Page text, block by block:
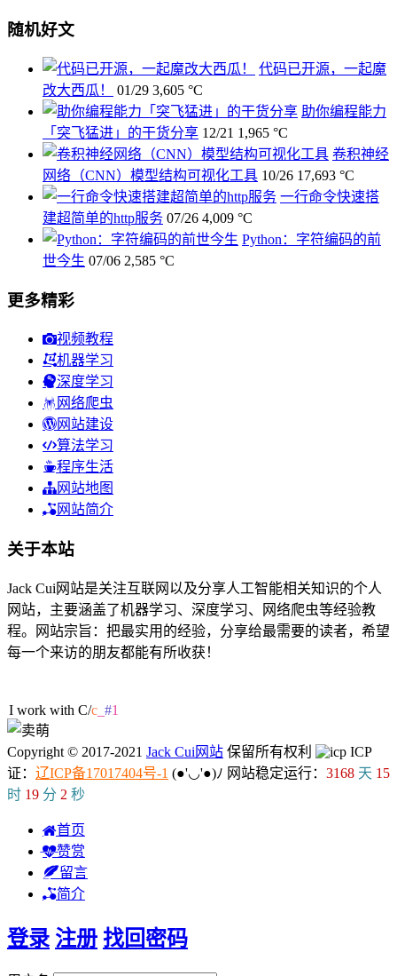
随机好文
代码已开源，一起魔
改大西瓜！
01/29 3,605 °C
助你编程能力
「突飞猛进」的干货分享 12/21 1,965 °C
卷积神经
网络（CNN）模型结构可视化工具 10/26 17,693 °C
一行命令快速搭
建超简单的http服务 07/26 4,009 °C
Python：字符编码的前
世今生 07/06 2,585 °C
更多精彩
视频教程
机器学习
深度学习
网络爬虫
网站建设
算法学习
程序生活
网站地图
网站简介
关于本站
Jack Cui网站是关注互联网以及分享人工智能相关知识的个人
网站，主要涵盖了机器学习、深度学习、网络爬虫等经验教
程。网站宗旨：把最实用的经验，分享给最需要的读者，希望
每一个来访的朋友都能有所收获！
I work with d]R[ C
Copyright © 2017-2021 Jack Cui网站 保留所有权利
ICP
证： 辽ICP备17017404号-1 (●'◡'●)ﾉ 网站稳定运行： 3168 天 15
时 19 分 3 秒
首页
赞赏
留言
简介
登录 注册 找回密码